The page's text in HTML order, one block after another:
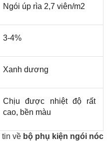
Ngói úp rìa 2,7 viên/m2
3-4%
Xanh dương
Chịu được nhiệt độ rất
cao, bền màu
tin về bộ phụ kiện ngói nóc